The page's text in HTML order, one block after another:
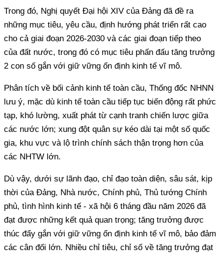
Trong đó, Nghị quyết Đại hội XIV của Đảng đã đề ra
những mục tiêu, yêu cầu, định hướng phát triển rất cao
cho cả giai đoạn 2026-2030 và các giai đoạn tiếp theo
của đất nước, trong đó có mục tiêu phấn đấu tăng trưởng
2 con số gắn với giữ vững ổn định kinh tế vĩ mô.
Phân tích về bối cảnh kinh tế toàn cầu, Thống đốc NHNN
lưu ý, mặc dù kinh tế toàn cầu tiếp tục biến động rất phức
tạp, khó lường, xuất phát từ cạnh tranh chiến lược giữa
các nước lớn; xung đột quân sự kéo dài tại một số quốc
gia, khu vực và lộ trình chính sách thận trọng hơn của
các NHTW lớn.
Dù vậy, dưới sự lãnh đạo, chỉ đạo toàn diện, sâu sát, kịp
thời của Đảng, Nhà nước, Chính phủ, Thủ tướng Chính
phủ, tình hình kinh tế - xã hội 6 tháng đầu năm 2026 đã
đạt được những kết quả quan trọng; tăng trưởng được
thúc đẩy gắn với giữ vững ổn định kinh tế vĩ mô, bảo đảm
các cân đối lớn. Nhiều chỉ tiêu, chỉ số về tăng trưởng đạt